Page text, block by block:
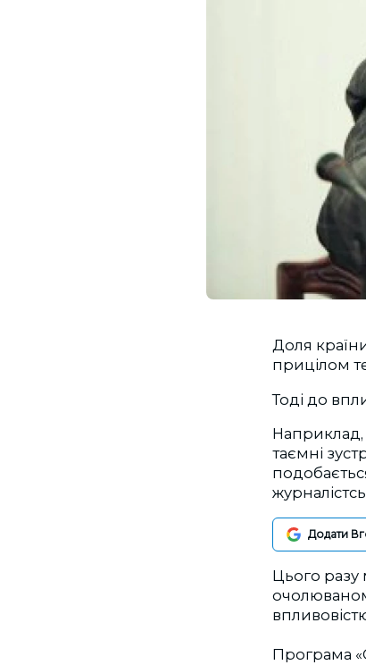
Доля
прицілом
Тоді до
Наприклад,
таємні
Додати
Цього разу
Програма